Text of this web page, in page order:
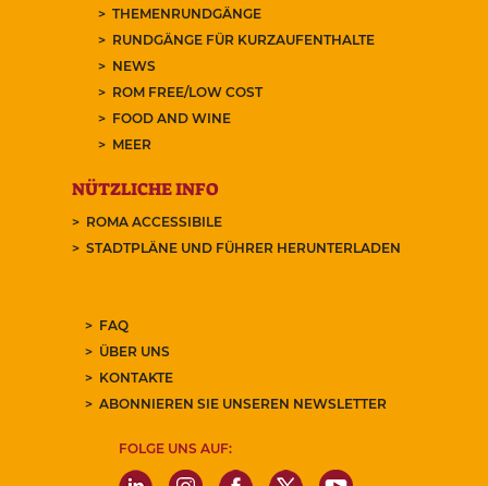
THEMENRUNDGÄNGE
RUNDGÄNGE FÜR KURZAUFENTHALTE
NEWS
ROM FREE/LOW COST
FOOD AND WINE
MEER
NÜTZLICHE INFO
ROMA ACCESSIBILE
STADTPLÄNE UND FÜHRER HERUNTERLADEN
FAQ
ÜBER UNS
KONTAKTE
ABONNIEREN SIE UNSEREN NEWSLETTER
FOLGE UNS AUF: